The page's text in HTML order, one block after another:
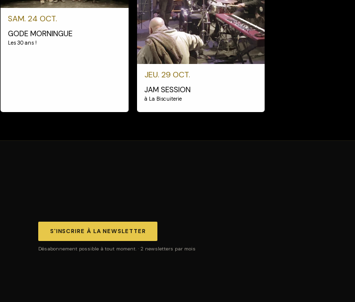
SAM. 24 OCT.
GODE MORNINGUE
Les 30 ans !
JEU. 29 OCT.
JAM SESSION
à La Biscuiterie
S'INSCRIRE À LA NEWSLETTER
Désabonnement possible à tout moment. · 2 newsletters par mois